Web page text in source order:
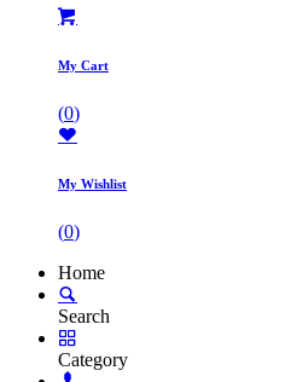
My Cart
(0)
My Wishlist
(0)
Home
Search
Category